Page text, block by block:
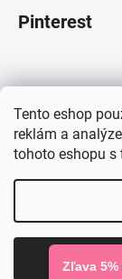
Tento eshop
reklám a
tohoto eshopu s
Pinterest
Instagram
Copyright
Zľava